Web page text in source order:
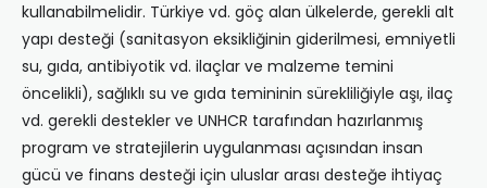
kullanabilmelidir. Türkiye vd. göç alan ülkelerde, gerekli alt
yapı desteği (sanitasyon eksikliğinin giderilmesi, emniyetli
su, gıda, antibiyotik vd. ilaçlar ve malzeme temini
öncelikli), sağlıklı su ve gıda temininin sürekliliğiyle aşı, ilaç
vd. gerekli destekler ve UNHCR tarafından hazırlanmış
program ve stratejilerin uygulanması açısından insan
gücü ve finans desteği için uluslar arası desteğe ihtiyaç